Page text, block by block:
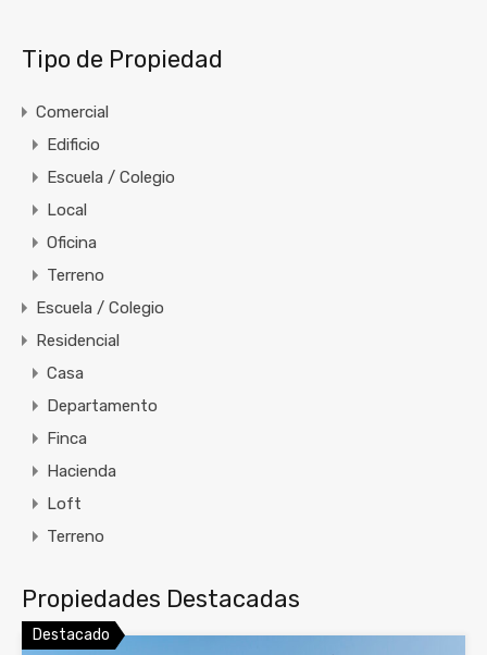
Tipo de Propiedad
Comercial
Edificio
Escuela / Colegio
Local
Oficina
Terreno
Escuela / Colegio
Residencial
Casa
Departamento
Finca
Hacienda
Loft
Terreno
Propiedades Destacadas
Destacado